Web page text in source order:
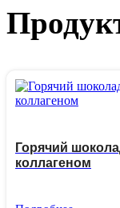
Горячий
коллагеном